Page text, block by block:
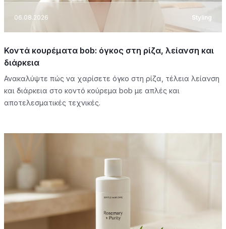
06.08.2026 Styling
Κοντά κουρέματα bob: όγκος στη ρίζα, λείανση και
διάρκεια
Ανακαλύψτε πώς να χαρίσετε όγκο στη ρίζα, τέλεια λείανση
και διάρκεια στο κοντό κούρεμα bob με απλές και
αποτελεσματικές τεχνικές.